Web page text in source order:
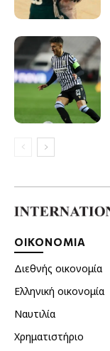
ΟΙΚΟΝΟΜΙΑ
Διεθνής οικονομία
Ελληνική οικονομία
Ναυτιλία
Χρηματιστήριο